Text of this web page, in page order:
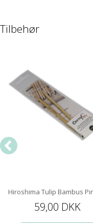
Tilbehør
Hiroshima Tulip Bambus
59,00 DKK